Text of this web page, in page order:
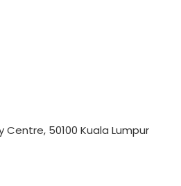
Centre, 50100 Kuala Lumpur